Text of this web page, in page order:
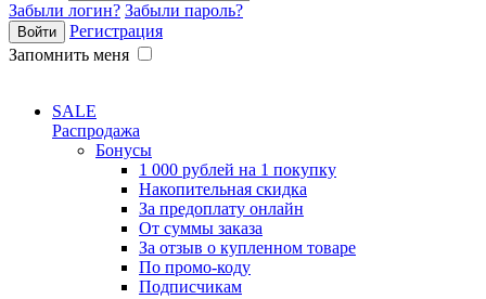
Забыли логин? Забыли пароль?
Регистрация
Запомнить меня
SALE
Распродажа
Бонусы
1 000 рублей на 1 покупку
Накопительная скидка
За предоплату онлайн
От суммы заказа
За отзыв о купленном товаре
По промо-коду
Подписчикам